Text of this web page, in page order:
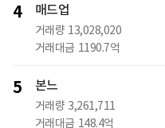
4 매드업
거래량 13,028,020
거래대금 1190.7억
5 본느
거래량 3,261,711
거래대금 148.4억